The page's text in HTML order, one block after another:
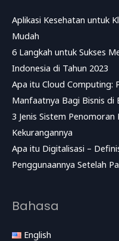
Aplikasi Kesehatan untuk
Mudah
6 Langkah untuk Sukses
Indonesia di Tahun 2023
Apa itu Cloud Computing:
Manfaatnya Bagi Bisnis di
3 Jenis Sistem
Kekurangannya
Apa itu Digitalisasi –
Penggunaannya Setelah
Bahasa
English